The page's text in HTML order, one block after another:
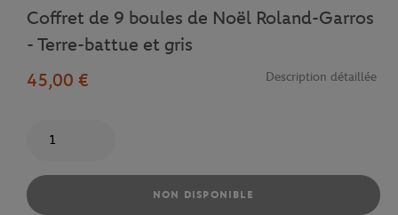
Coffret de 9 boules de Noël Roland-Garros
- Terre-battue et gris
45,00 €
Description détaillée
NON DISPONIBLE